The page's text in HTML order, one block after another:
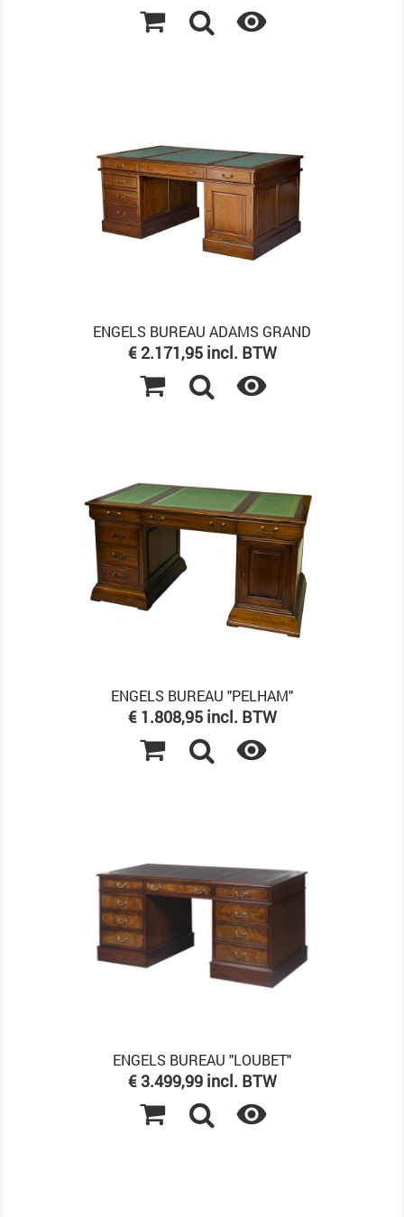

ENGELS BUREAU ADAMS GRAND
Prijs
€ 2.171,95 incl. BTW

ENGELS BUREAU "PELHAM"
Prijs
€ 1.808,95 incl. BTW

ENGELS BUREAU "LOUBET"
Prijs
€ 3.499,99 incl. BTW
